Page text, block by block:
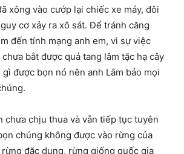
xông vào cướp lại chiếc xe máy, đôi
cơ xảy ra xô sát. Để tránh căng
đến tính mạng anh em, vì sự việc
bắt được quả tang lâm tặc hạ cây
được bọn nó nên anh Lâm bảo mọi
chưa chịu thua và vẫn tiếp tục tuyên
chúng không được vào rừng của
đặc dụng, rừng giống quốc gia